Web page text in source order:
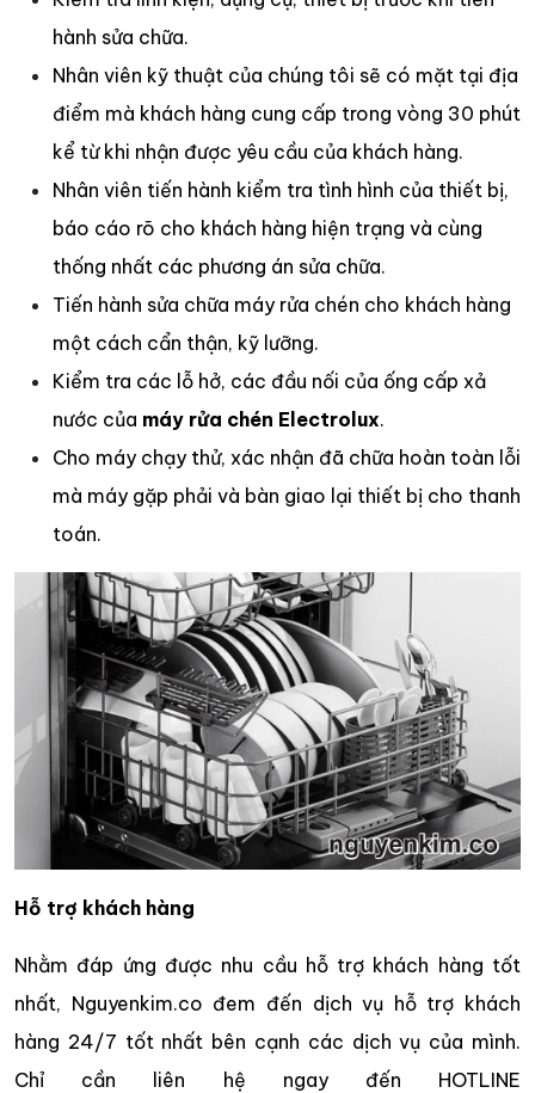
hành sửa chữa.
Nhân viên kỹ thuật của chúng tôi sẽ có mặt tại địa
điểm mà khách hàng cung cấp trong vòng 30 phút
kể từ khi nhận được yêu cầu của khách hàng.
Nhân viên tiến hành kiểm tra tình hình của thiết bị,
báo cáo rõ cho khách hàng hiện trạng và cùng
thống nhất các phương án sửa chữa.
Tiến hành sửa chữa máy rửa chén cho khách hàng
một cách cẩn thận, kỹ lưỡng.
Kiểm tra các lỗ hở, các đầu nối của ống cấp xả
nước của máy rửa chén Electrolux.
Cho máy chạy thử, xác nhận đã chữa hoàn toàn lỗi
mà máy gặp phải và bàn giao lại thiết bị cho thanh
toán.
Hỗ trợ khách hàng
Nhằm đáp ứng được nhu cầu hỗ trợ khách hàng tốt
nhất, Nguyenkim.co đem đến dịch vụ hỗ trợ khách
hàng 24/7 tốt nhất bên cạnh các dịch vụ của mình.
Chỉ cần liên hệ ngay đến HOTLINE